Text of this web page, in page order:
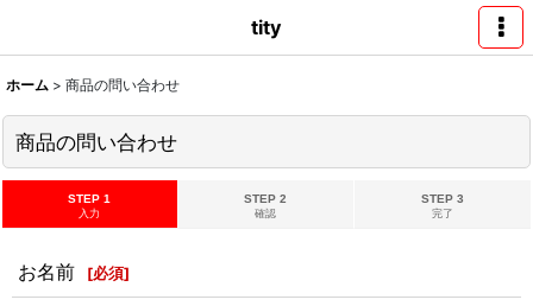
tity
ホーム > 商品の問い合わせ
商品の問い合わせ
STEP 1
入力
STEP 2
確認
STEP 3
完了
お名前 [必須]